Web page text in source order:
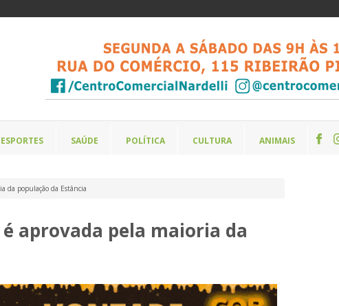
ESPORTES SAÚDE POLÍTICA CULTURA ANIMAIS
da população da Estância
aprovada pela maioria da